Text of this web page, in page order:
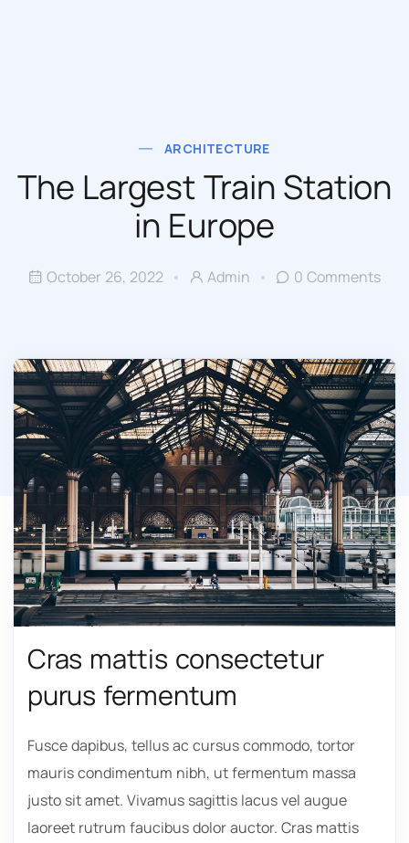
ARCHITECTURE
The Largest Train Station
in Europe
October 26, 2022 Admin 0 Comments
Cras mattis consectetur
purus fermentum
Fusce dapibus, tellus ac cursus commodo, tortor
mauris condimentum nibh, ut fermentum massa
justo sit amet. Vivamus sagittis lacus vel augue
laoreet rutrum faucibus dolor auctor. Cras mattis